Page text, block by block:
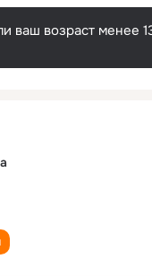
ваш возраст менее